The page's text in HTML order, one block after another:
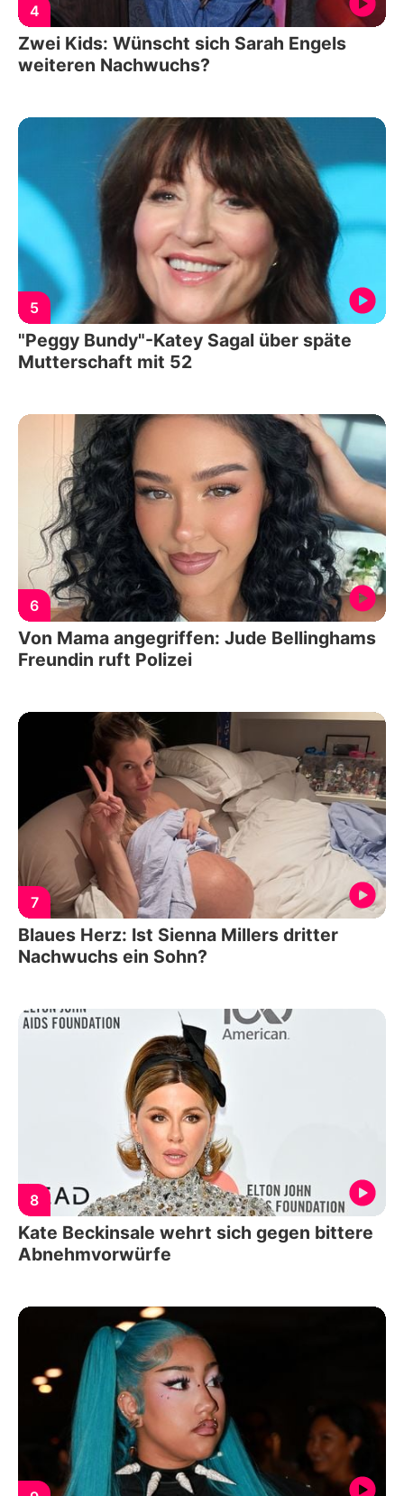
4
Zwei Kids: Wünscht sich Sarah Engels
weiteren Nachwuchs?
5
"Peggy Bundy"-Katey Sagal über späte
Mutterschaft mit 52
6
Von Mama angegriffen: Jude Bellinghams
Freundin ruft Polizei
7
Blaues Herz: Ist Sienna Millers dritter
Nachwuchs ein Sohn?
8
Kate Beckinsale wehrt sich gegen bittere
Abnehmvorwürfe